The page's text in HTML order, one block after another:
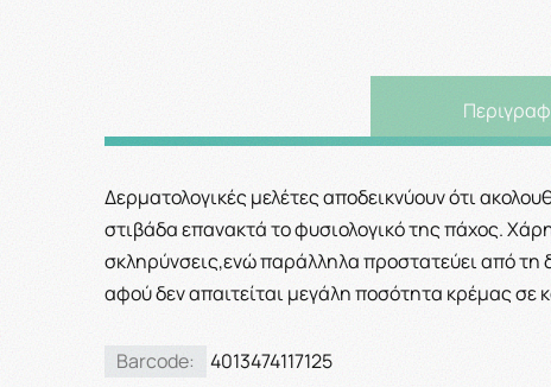
Δερματολογικές μελέτες αποδεικνύουν ότι
στιβάδα επανακτά το φυσιολογικό της πάχος.
σκληρύνσεις,ενώ παράλληλα προστατεύει από τη
αφού δεν απαιτείται μεγάλη ποσότητα κρέμας
Barcode: 4013474117125